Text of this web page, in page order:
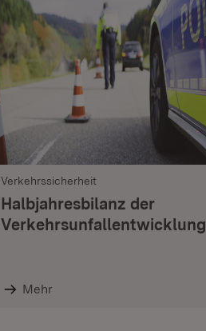
Verkehrssicherheit
Halbjahresbilanz der
Verkehrsunfallentwicklung
Mehr